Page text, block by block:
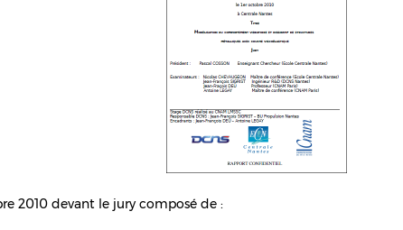
2010 devant le jury composé de :